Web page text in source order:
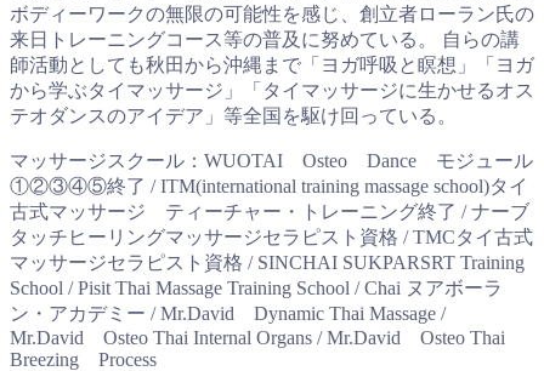
ボディーワークの無限の可能性を感じ、創立者ローラン氏の
来日トレーニングコース等の普及に努めている。 自らの講
師活動としても秋田から沖縄まで「ヨガ呼吸と瞑想」「ヨガ
から学ぶタイマッサージ」「タイマッサージに生かせるオス
テオダンスのアイデア」等全国を駆け回っている。
マッサージスクール：WUOTAI Osteo Dance モジュール
①②③④⑤終了 / ITM(international training massage school)タイ
古式マッサージ ティーチャー・トレーニング終了 / ナーブ
タッチヒーリングマッサージセラピスト資格 / TMCタイ古式
マッサージセラピスト資格 / SINCHAI SUKPARSRT Training
School / Pisit Thai Massage Training School / Chai ヌアボーラ
ン・アカデミー / Mr.David Dynamic Thai Massage /
Mr.David Osteo Thai Internal Organs / Mr.David Osteo Thai
Breezing Process